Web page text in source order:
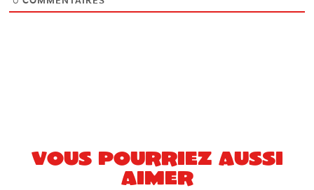
Vous pourriez aussi
aimer